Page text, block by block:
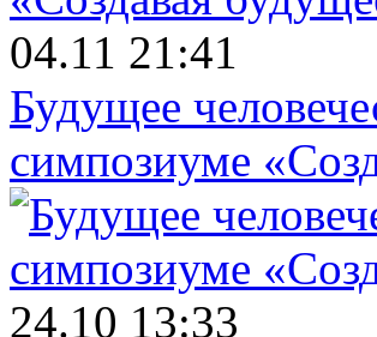
04.11 21:41
Будущее
симпозиуме
24.10 13:33